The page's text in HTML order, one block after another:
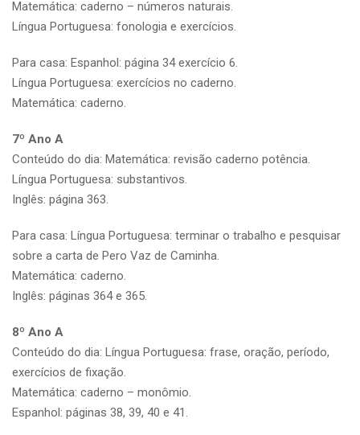
Matemática: caderno – números naturais.
Língua Portuguesa: fonologia e exercícios.
Para casa: Espanhol: página 34 exercício 6.
Língua Portuguesa: exercícios no caderno.
Matemática: caderno.
7º Ano A
Conteúdo do dia: Matemática: revisão caderno potência.
Língua Portuguesa: substantivos.
Inglês: página 363.
Para casa: Língua Portuguesa: terminar o trabalho e pesquisar
sobre a carta de Pero Vaz de Caminha.
Matemática: caderno.
Inglês: páginas 364 e 365.
8º Ano A
Conteúdo do dia: Língua Portuguesa: frase, oração, período,
exercícios de fixação.
Matemática: caderno – monômio.
Espanhol: páginas 38, 39, 40 e 41.